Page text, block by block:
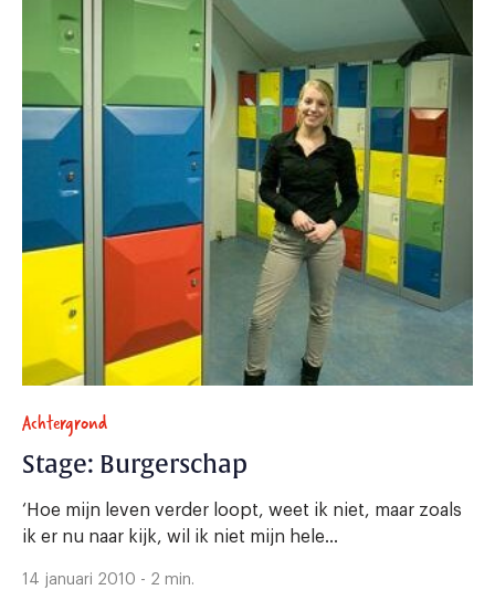
Achtergrond
Stage: Burgerschap
‘Hoe mijn leven verder loopt, weet ik niet, maar zoals
ik er nu naar kijk, wil ik niet mijn hele...
14 januari 2010 - 2 min.